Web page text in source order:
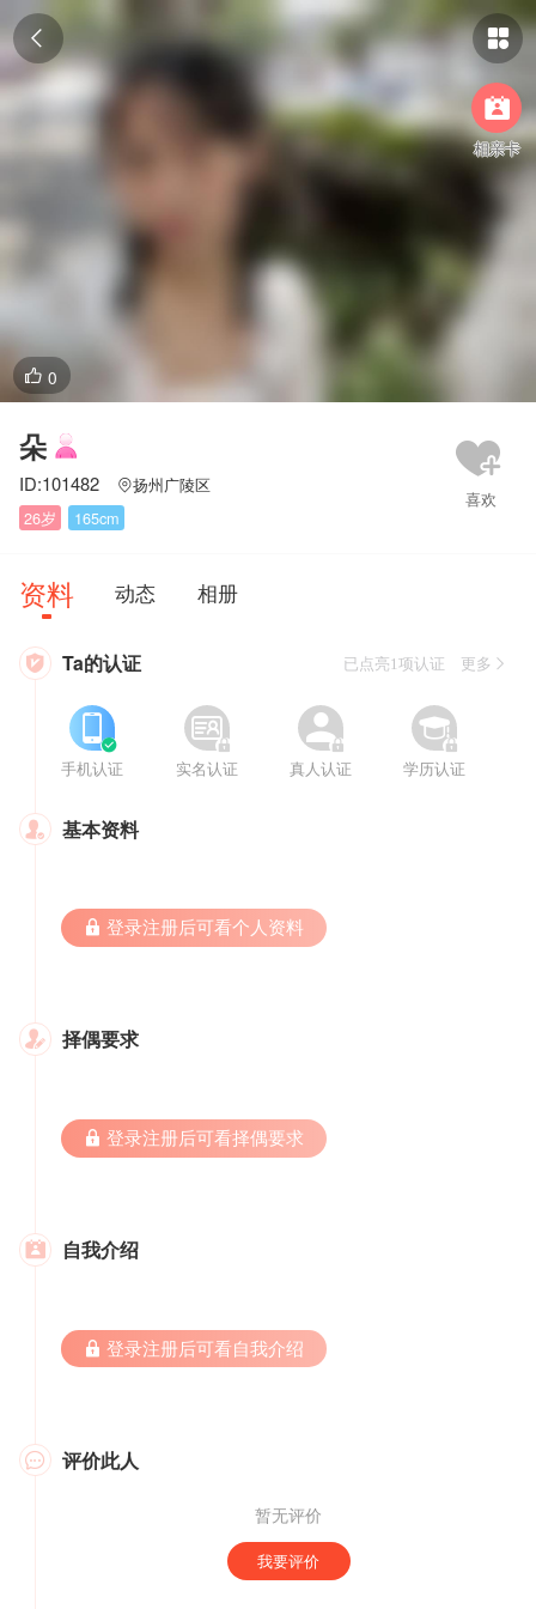
 

相亲卡
 0
朵
ID:101482 扬州广陵区
26岁
165cm
资料 动态 相册
 Ta的认证 已点亮1项认证 更多

手机认证


实名认证


真人认证


学历认证
 基本资料
 登录注册后可看个人资料
 择偶要求
 登录注册后可看择偶要求
 自我介绍
 登录注册后可看自我介绍
 评价此人
暂无评价
我要评价